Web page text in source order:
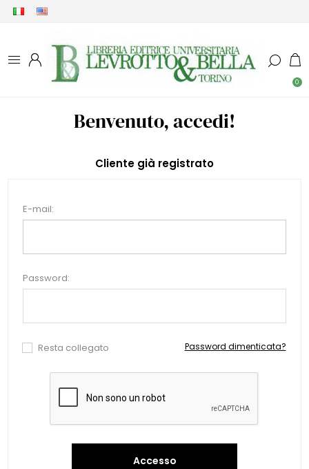
0
Benvenuto, accedi!
Cliente già registrato
E-mail:
Password:
Resta collegato Password dimenticata?
Accesso